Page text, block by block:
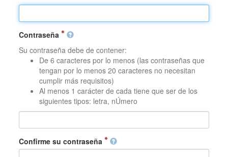
Contraseña
Su contraseña debe de contener:
De 6 caracteres por lo menos (las contraseñas que
tengan por lo menos 20 caracteres no necesitan
cumplir más requisitos)
Al menos 1 carácter de cada tiene que ser de los
siguientes tipos: letra, nÚmero
Confirme su contraseña